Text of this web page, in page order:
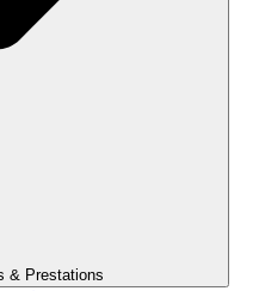
& Prestations